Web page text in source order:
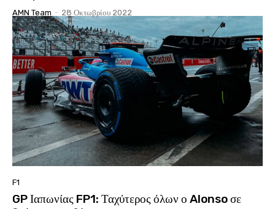
AMN Team - 28 Οκτωβρίου 2022
F1
GP Ιαπωνίας FP1: Ταχύτερος όλων ο Alonso σε